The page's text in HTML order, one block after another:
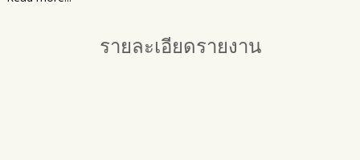
รายละเอียดรายงาน